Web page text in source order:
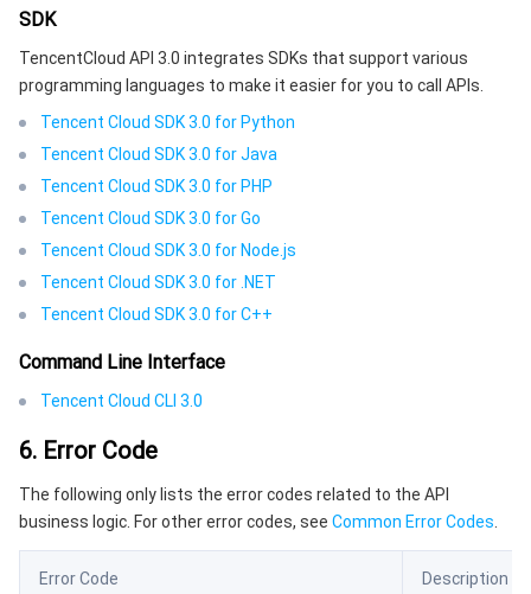
SDK
TencentCloud API 3.0 integrates SDKs that support various
programming languages to make it easier for you to call APIs.
Tencent Cloud SDK 3.0 for Python
Tencent Cloud SDK 3.0 for Java
Tencent Cloud SDK 3.0 for PHP
Tencent Cloud SDK 3.0 for Go
Tencent Cloud SDK 3.0 for Node.js
Tencent Cloud SDK 3.0 for .NET
Tencent Cloud SDK 3.0 for C++
Command Line Interface
Tencent Cloud CLI 3.0
6. Error Code
The following only lists the error codes related to the API
business logic. For other error codes, see Common Error Codes
Error Code Description